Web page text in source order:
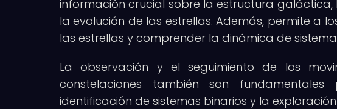
información crucial sobre la estructura
la evolución de las estrellas. Además, permite a
las estrellas y comprender la dinámica de
La observación y el seguimiento de los
constelaciones también son
identificación de sistemas binarios y la